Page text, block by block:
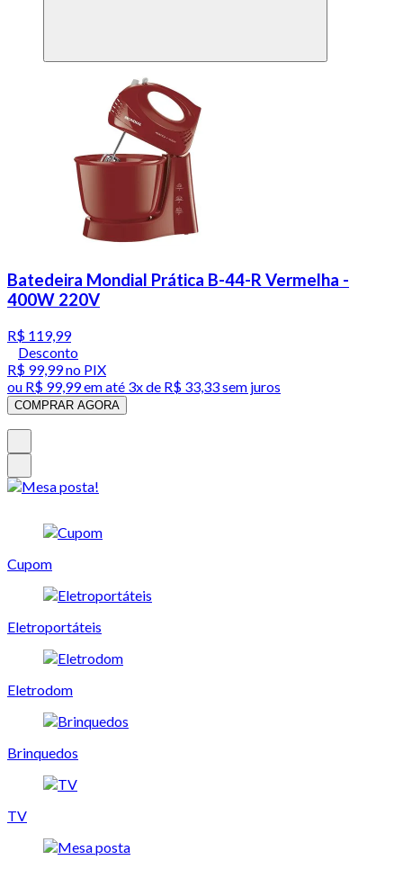
Batedeira Mondial Prática B-44-R Vermelha -
400W 220V
R$ 119,99
Desconto
R$ 99,99no PIX
ou R$ 99,99em até 3x de R$ 33,33 sem juros
COMPRAR AGORA
Cupom
Eletroportáteis
Eletrodom
Brinquedos
TV